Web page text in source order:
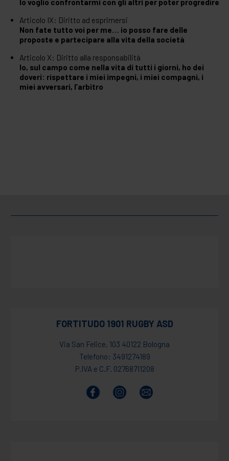
Io voglio confrontarmi con gli altri per poter progredire
Articolo IX: Diritto ad esprimersi
Non fate tutto voi per me… io posso fare delle
proposte e partecipare alla vita della società
Articolo X: Diritto alla responsabilità
Io, sul campo come nella vita di tutti i giorni, ho dei
doveri: rispettare i miei impegni, i miei compagni, i
miei avversari, l’arbitro
FORTITUDO 1901 RUGBY ASD
Via San Felice, 103 40122 Bologna
Telefono: 3491274189
P.IVA e C.F. 02768711208